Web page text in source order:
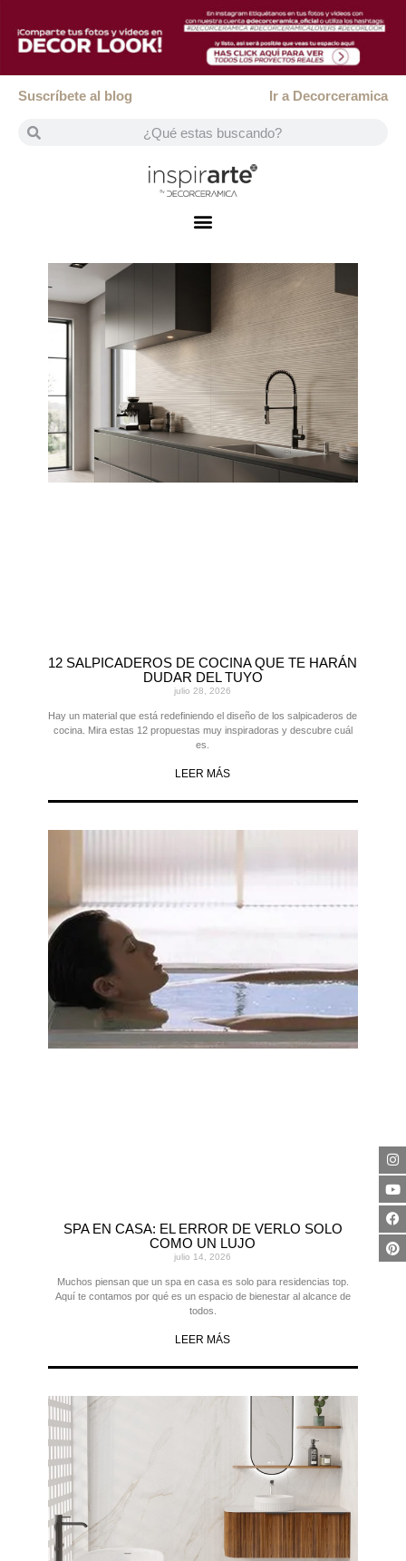
Suscríbete al blog Ir a Decorceramica
12 SALPICADEROS DE COCINA QUE TE HARÁN
DUDAR DEL TUYO
julio 28, 2026
Hay un material que está redefiniendo el diseño de los salpicaderos de
cocina. Mira estas 12 propuestas muy inspiradoras y descubre cuál
es.
LEER MÁS
SPA EN CASA: EL ERROR DE VERLO SOLO
COMO UN LUJO
julio 14, 2026
Muchos piensan que un spa en casa es solo para residencias top.
Aquí te contamos por qué es un espacio de bienestar al alcance de
todos.
LEER MÁS